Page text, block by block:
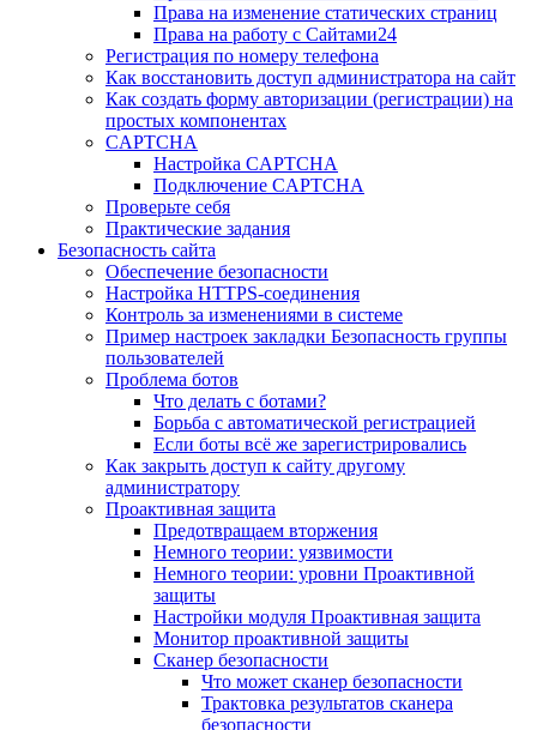
Права на изменение статических страниц
Права на работу с Сайтами24
Регистрация по номеру телефона
Как восстановить доступ администратора на сайт
Как создать форму авторизации (регистрации) на
простых компонентах
CAPTCHA
Настройка CAPTCHA
Подключение CAPTCHA
Проверьте себя
Практические задания
Безопасность сайта
Обеспечение безопасности
Настройка HTTPS-соединения
Контроль за изменениями в системе
Пример настроек закладки Безопасность группы
пользователей
Проблема ботов
Что делать с ботами?
Борьба с автоматической регистрацией
Если боты всё же зарегистрировались
Как закрыть доступ к сайту другому
администратору
Проактивная защита
Предотвращаем вторжения
Немного теории: уязвимости
Немного теории: уровни Проактивной
защиты
Настройки модуля Проактивная защита
Монитор проактивной защиты
Сканер безопасности
Что может сканер безопасности
Трактовка результатов сканера
безопасности